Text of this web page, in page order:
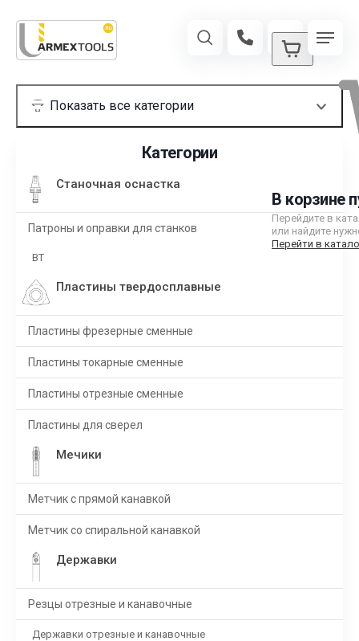
В корзине
Перейдите в
или найдите
Перейти в
Категории
Станочная оснастка
Патроны и оправки для станков
BT
Пластины твердосплавные
Пластины фрезерные сменные
Пластины токарные сменные
Пластины отрезные сменные
Пластины для сверел
Мечики
Метчик с прямой канавкой
Метчик со спиральной канавкой
Державки
Резцы отрезные и канавочные
Державки отрезные и канавочные